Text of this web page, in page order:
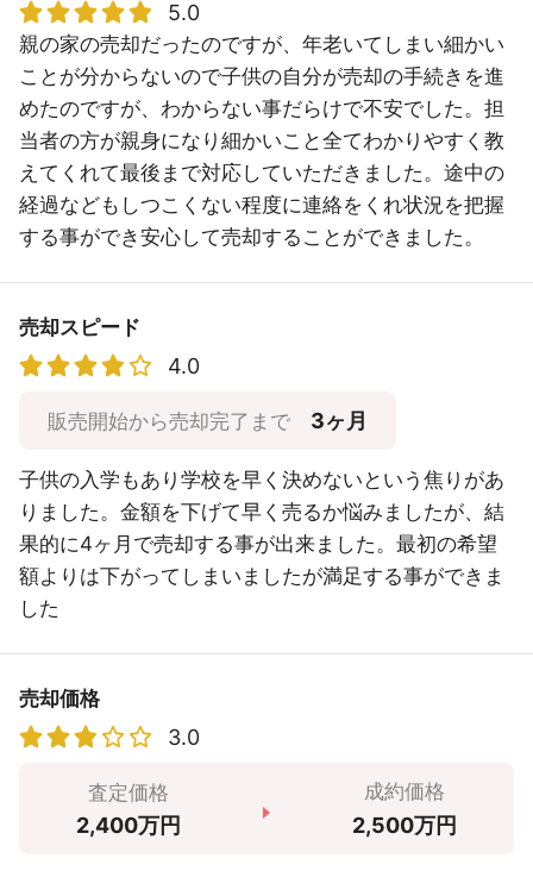
5.0
親の家の売却だったのですが、年老いてしまい細かい
ことが分からないので子供の自分が売却の手続きを進
めたのですが、わからない事だらけで不安でした。担
当者の方が親身になり細かいこと全てわかりやすく教
えてくれて最後まで対応していただきました。途中の
経過などもしつこくない程度に連絡をくれ状況を把握
する事ができ安心して売却することができました。
売却スピード
4.0
販売開始から売却完了まで 3ヶ月
子供の入学もあり学校を早く決めないという焦りがあ
りました。金額を下げて早く売るか悩みましたが、結
果的に4ヶ月で売却する事が出来ました。最初の希望
額よりは下がってしまいましたが満足する事ができま
した
売却価格
3.0
査定価格
2,400万円
成約価格
2,500万円